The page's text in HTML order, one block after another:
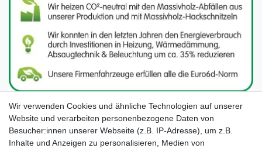
Wir verwenden Cookies und ähnliche Technologien auf unserer
Website und verarbeiten personenbezogene Daten von
Besucher:innen unserer Webseite (z.B. IP-Adresse), um z.B.
Inhalte und Anzeigen zu personalisieren, Medien von